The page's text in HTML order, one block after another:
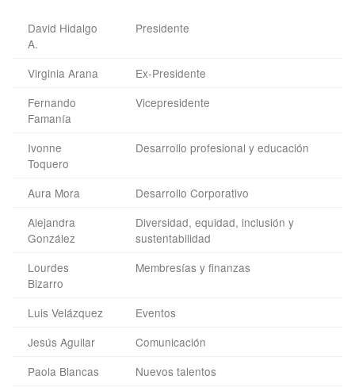
David Hidalgo
A.
Presidente
Virginia Arana
Ex-Presidente
Fernando
Famanía
Vicepresidente
Ivonne
Toquero
Desarrollo profesional y educación
Aura Mora
Desarrollo Corporativo
Alejandra
González
Diversidad, equidad, inclusión y
sustentabilidad
Lourdes
Bizarro
Membresías y finanzas
Luis Velázquez
Eventos
Jesús Aguilar
Comunicación
Paola Blancas
Nuevos talentos